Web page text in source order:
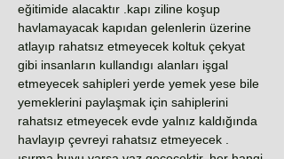
eğitimide alacaktır .kapı ziline koşup
havlamayacak kapıdan gelenlerin üzerine
atlayıp rahatsız etmeyecek koltuk çekyat
gibi insanların kullandıgı alanları işgal
etmeyecek sahipleri yerde yemek yese bile
yemeklerini paylaşmak için sahiplerini
rahatsız etmeyecek evde yalnız kaldığında
havlayıp çevreyi rahatsız etmeyecek .